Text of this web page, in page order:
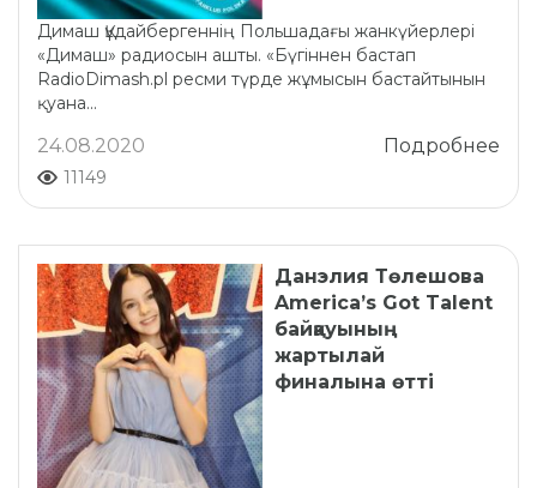
Димаш Құдайбергеннің Польшадағы жанкүйерлері
«Димаш» радиосын ашты. «Бүгіннен бастап
RadioDimash.pl ресми түрде жұмысын бастайтынын
қуана...
Подробнее
24.08.2020
11149
Данэлия Төлешова
America’s Got Talent
байқауының
жартылай
финалына өтті